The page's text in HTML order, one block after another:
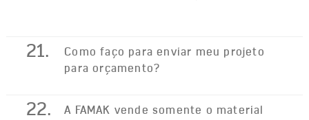
21.
Como faço para enviar meu projeto
para orçamento?
22.
A FAMAK vende somente o material